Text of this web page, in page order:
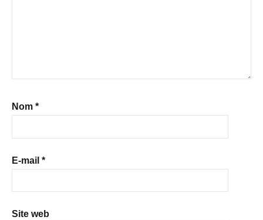
Nom *
E-mail *
Site web